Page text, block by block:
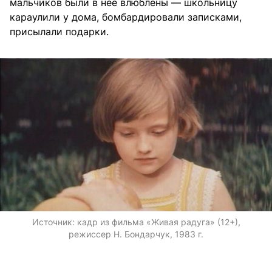
мальчиков были в нее влюблены — школьницу
караулили у дома, бомбардировали записками,
присылали подарки.
Источник: кадр из фильма «Живая радуга» (12+),
режиссер Н. Бондарчук, 1983 г.